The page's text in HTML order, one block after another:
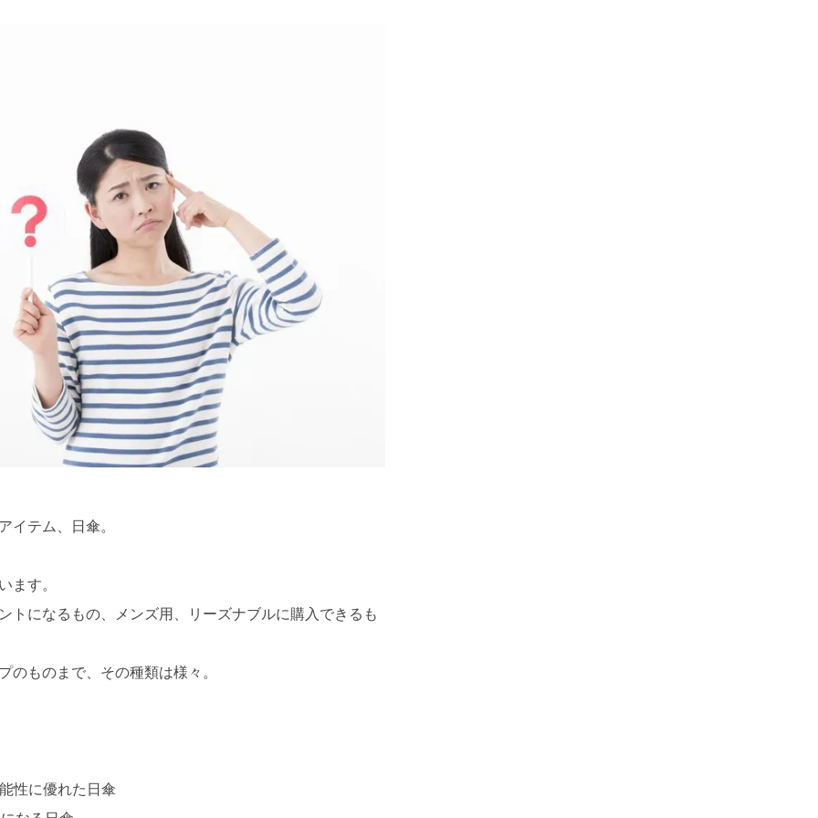
イテム、日傘。
ます。
トになるもの、メンズ用、リーズナブルに購入できるも
ものまで、その種類は様々。
性に優れた日傘